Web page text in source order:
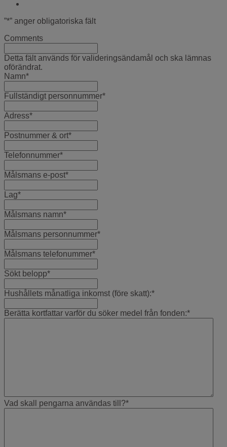
”*” anger obligatoriska fält
Comments
Detta fält används för valideringsändamål och ska lämnas
oförändrat.
Namn*
Fullständigt personnummer*
Adress*
Postnummer & ort*
Telefonnummer*
Målsmans e-post*
Lag*
Målsmans namn*
Målsmans personnummer*
Målsmans telefonummer*
Sökt belopp*
Hushållets månatliga inkomst (före skatt):*
Berätta kortfattar varför du söker medel från fonden:*
Vad skall pengarna användas till?*